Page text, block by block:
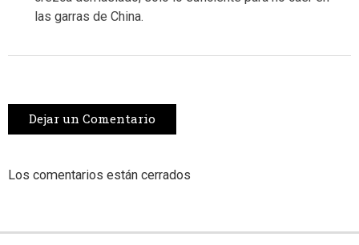
las garras de China.
Dejar un Comentario
Los comentarios están cerrados